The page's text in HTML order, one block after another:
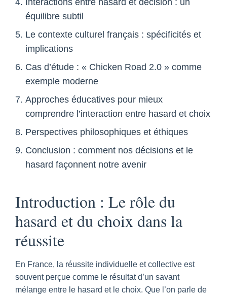
Interactions entre hasard et décision : un
équilibre subtil
Le contexte culturel français : spécificités et
implications
Cas d’étude : « Chicken Road 2.0 » comme
exemple moderne
Approches éducatives pour mieux
comprendre l’interaction entre hasard et choix
Perspectives philosophiques et éthiques
Conclusion : comment nos décisions et le
hasard façonnent notre avenir
Introduction : Le rôle du
hasard et du choix dans la
réussite
En France, la réussite individuelle et collective est
souvent perçue comme le résultat d’un savant
mélange entre le hasard et le choix. Que l’on parle de